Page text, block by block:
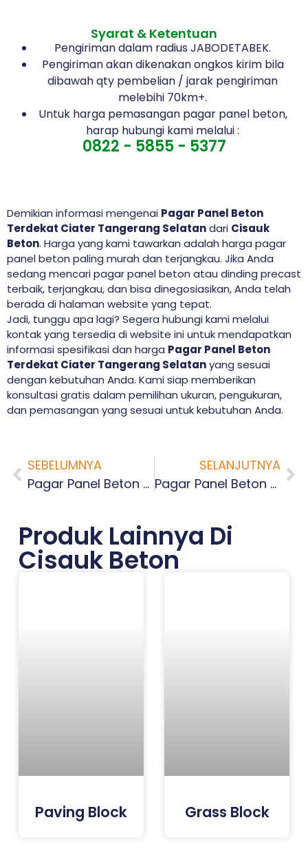
Syarat & Ketentuan
Pengiriman dalam radius JABODETABEK.
Pengiriman akan dikenakan ongkos kirim bila
dibawah qty pembelian / jarak pengiriman
melebihi 70km+.
Untuk harga pemasangan pagar panel beton,
harap hubungi kami melalui :
0822 - 5855 - 5377
Demikian informasi mengenai Pagar Panel Beton
Terdekat Ciater Tangerang Selatandari Cisauk
Beton. Harga yang kami tawarkan adalah harga pagar
panel beton paling murah dan terjangkau. Jika Anda
sedang mencari pagar panel beton atau dinding precast
terbaik, terjangkau, dan bisa dinegosiasikan, Anda telah
berada di halaman website yang tepat.
Jadi, tunggu apa lagi? Segera hubungi kami melalui
kontak yang tersedia di website ini untuk mendapatkan
informasi spesifikasi dan harga Pagar Panel Beton
Terdekat Ciater Tangerang Selatanyang sesuai
dengan kebutuhan Anda. Kami siap memberikan
konsultasi gratis dalam pemilihan ukuran, pengukuran,
dan pemasangan yang sesuai untuk kebutuhan Anda.
SEBELUMNYA
Pagar Panel Beton Terdekat Buaran Tangerang Selatan
SELANJUTNYA
Pagar Panel Beton Terdekat Cilenggang Tangerang Selatan
Produk Lainnya Di
Cisauk Beton
Paving Block Grass Block